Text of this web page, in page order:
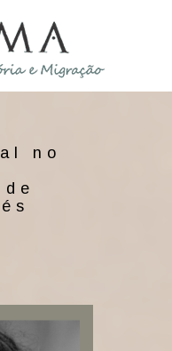
no